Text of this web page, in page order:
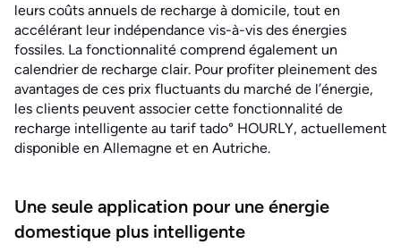
leurs coûts annuels de recharge à domicile, tout en
accélérant leur indépendance vis-à-vis des énergies
fossiles. La fonctionnalité comprend également un
calendrier de recharge clair. Pour profiter pleinement des
avantages de ces prix fluctuants du marché de l’énergie,
les clients peuvent associer cette fonctionnalité de
recharge intelligente au tarif tado° HOURLY, actuellement
disponible en Allemagne et en Autriche.
Une seule application pour une énergie
domestique plus intelligente